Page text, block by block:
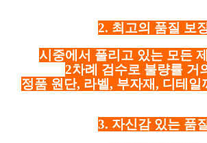
2. 최고의 품질 보
시중에서 풀리고 있는 모든
2차례 검수로 불량률 거
정품 원단, 라벨, 부자재, 디테일
3. 자신감 있는 품질